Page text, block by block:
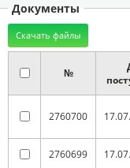
Документы
№
2760700
2760699